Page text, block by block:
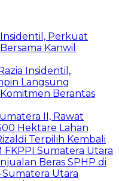
Perkuat
Kanwil
Insidentil,
Langsung
Berantas
II, Rawat
Hektare Lahan
Terpilih Kembali
FKPPI Sumatera Utara
Beras SPHP di
Utara